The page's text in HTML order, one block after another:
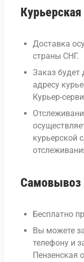
Доставка
страны СНГ.
Заказ будет
адресу
Курьер-
курьерской
Самовывоз
Бесплатно
Вы можете
телефону и
Пензенская